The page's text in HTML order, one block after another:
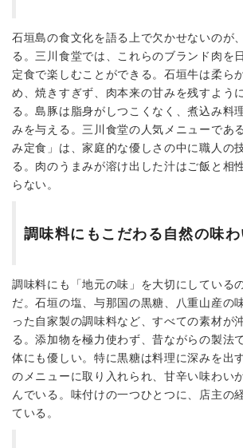
石垣島の食文化を語る上で欠かせないのが
る。三川食堂では、これらのブランド肉を
定食で楽しむことができる。石垣牛は柔ら
め、焼きすぎず、肉本来の甘みを残すよう
る。島豚は脂身がしつこくなく、煮込み料
みを与える。三川食堂の人気メニューであ
み定食」は、家庭的な優しさの中に職人の
る。肉のうまみが溶け出した汁はご飯と相
らない。
調味料にもこだわる自然の味わ
調味料にも「地元の味」を大切にしている
だ。石垣の塩、与那国の黒糖、八重山産の
った自家製の調味料など、すべての素材が
る。添加物を極力使わず、昔ながらの製法
体にも優しい。特に黒糖は料理に深みを出
のメニューに取り入れられ、甘辛い味わい
んでいる。味付けの一つひとつに、店主の
ている。